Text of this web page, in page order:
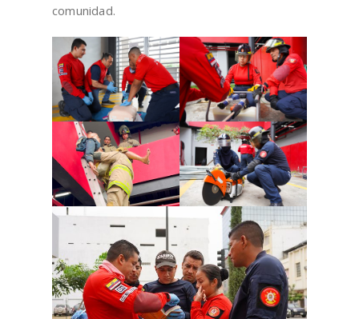
comunidad.